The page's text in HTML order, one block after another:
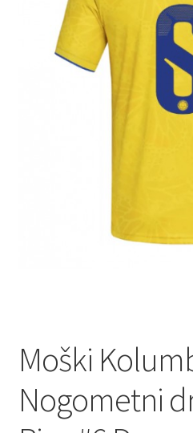
Zaključek nakupa
Moški
Nogometni